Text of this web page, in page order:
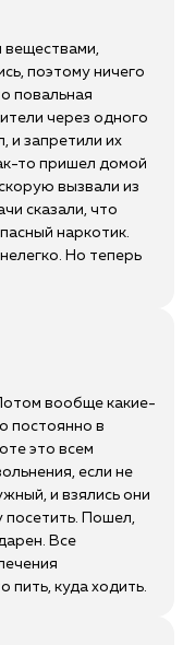
веществами,
поэтому ничего
повальная
через одного
и запретили их
то пришел домой
вызвали из
сказали, что
наркотик.
Но теперь
вообще какие-
постоянно в
это всем
если не
и взялись они
посетить. Пошел,
Все
пить, куда ходить.